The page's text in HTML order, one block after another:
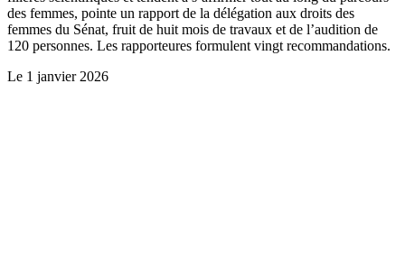
des femmes, pointe un rapport de la délégation aux droits des
femmes du Sénat, fruit de huit mois de travaux et de l’audition de
120 personnes. Les rapporteures formulent vingt recommandations.
Le 1 janvier 2026